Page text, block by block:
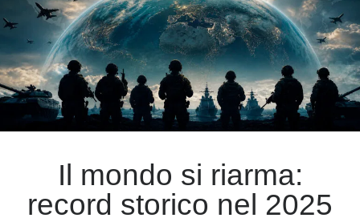
Il mondo si riarma:
record storico nel 2025